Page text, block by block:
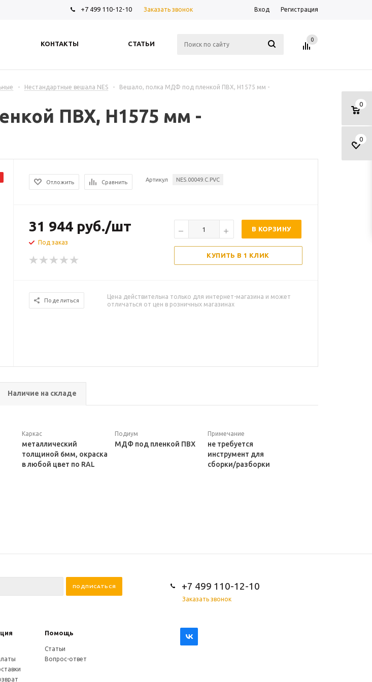
+7 499 110-12-10 Заказать звонок Вход Регистрация
КОНТАКТЫ СТАТЬИ
0
0
0
- Нестандартные вешала NES -
Вешало, полка МДФ под пленкой ПВХ, H1575 мм -
ПВХ, H1575 мм -
Отложить Сравнить Артикул NES.00049.C.PVC
31 944 руб./шт
Под заказ
В КОРЗИНУ
КУПИТЬ В 1 КЛИК
Поделиться
Цена действительна только для интернет-магазина и может
отличаться от цен в розничных магазинах
Наличие на складе
Каркас
металлический
толщиной 6мм, окраска
в любой цвет по RAL
Подиум
МДФ под пленкой ПВХ
Примечание
не требуется
инструмент для
сборки/разборки
+7 499 110-12-10
Заказать звонок
Помощь
Статьи
Вопрос-ответ